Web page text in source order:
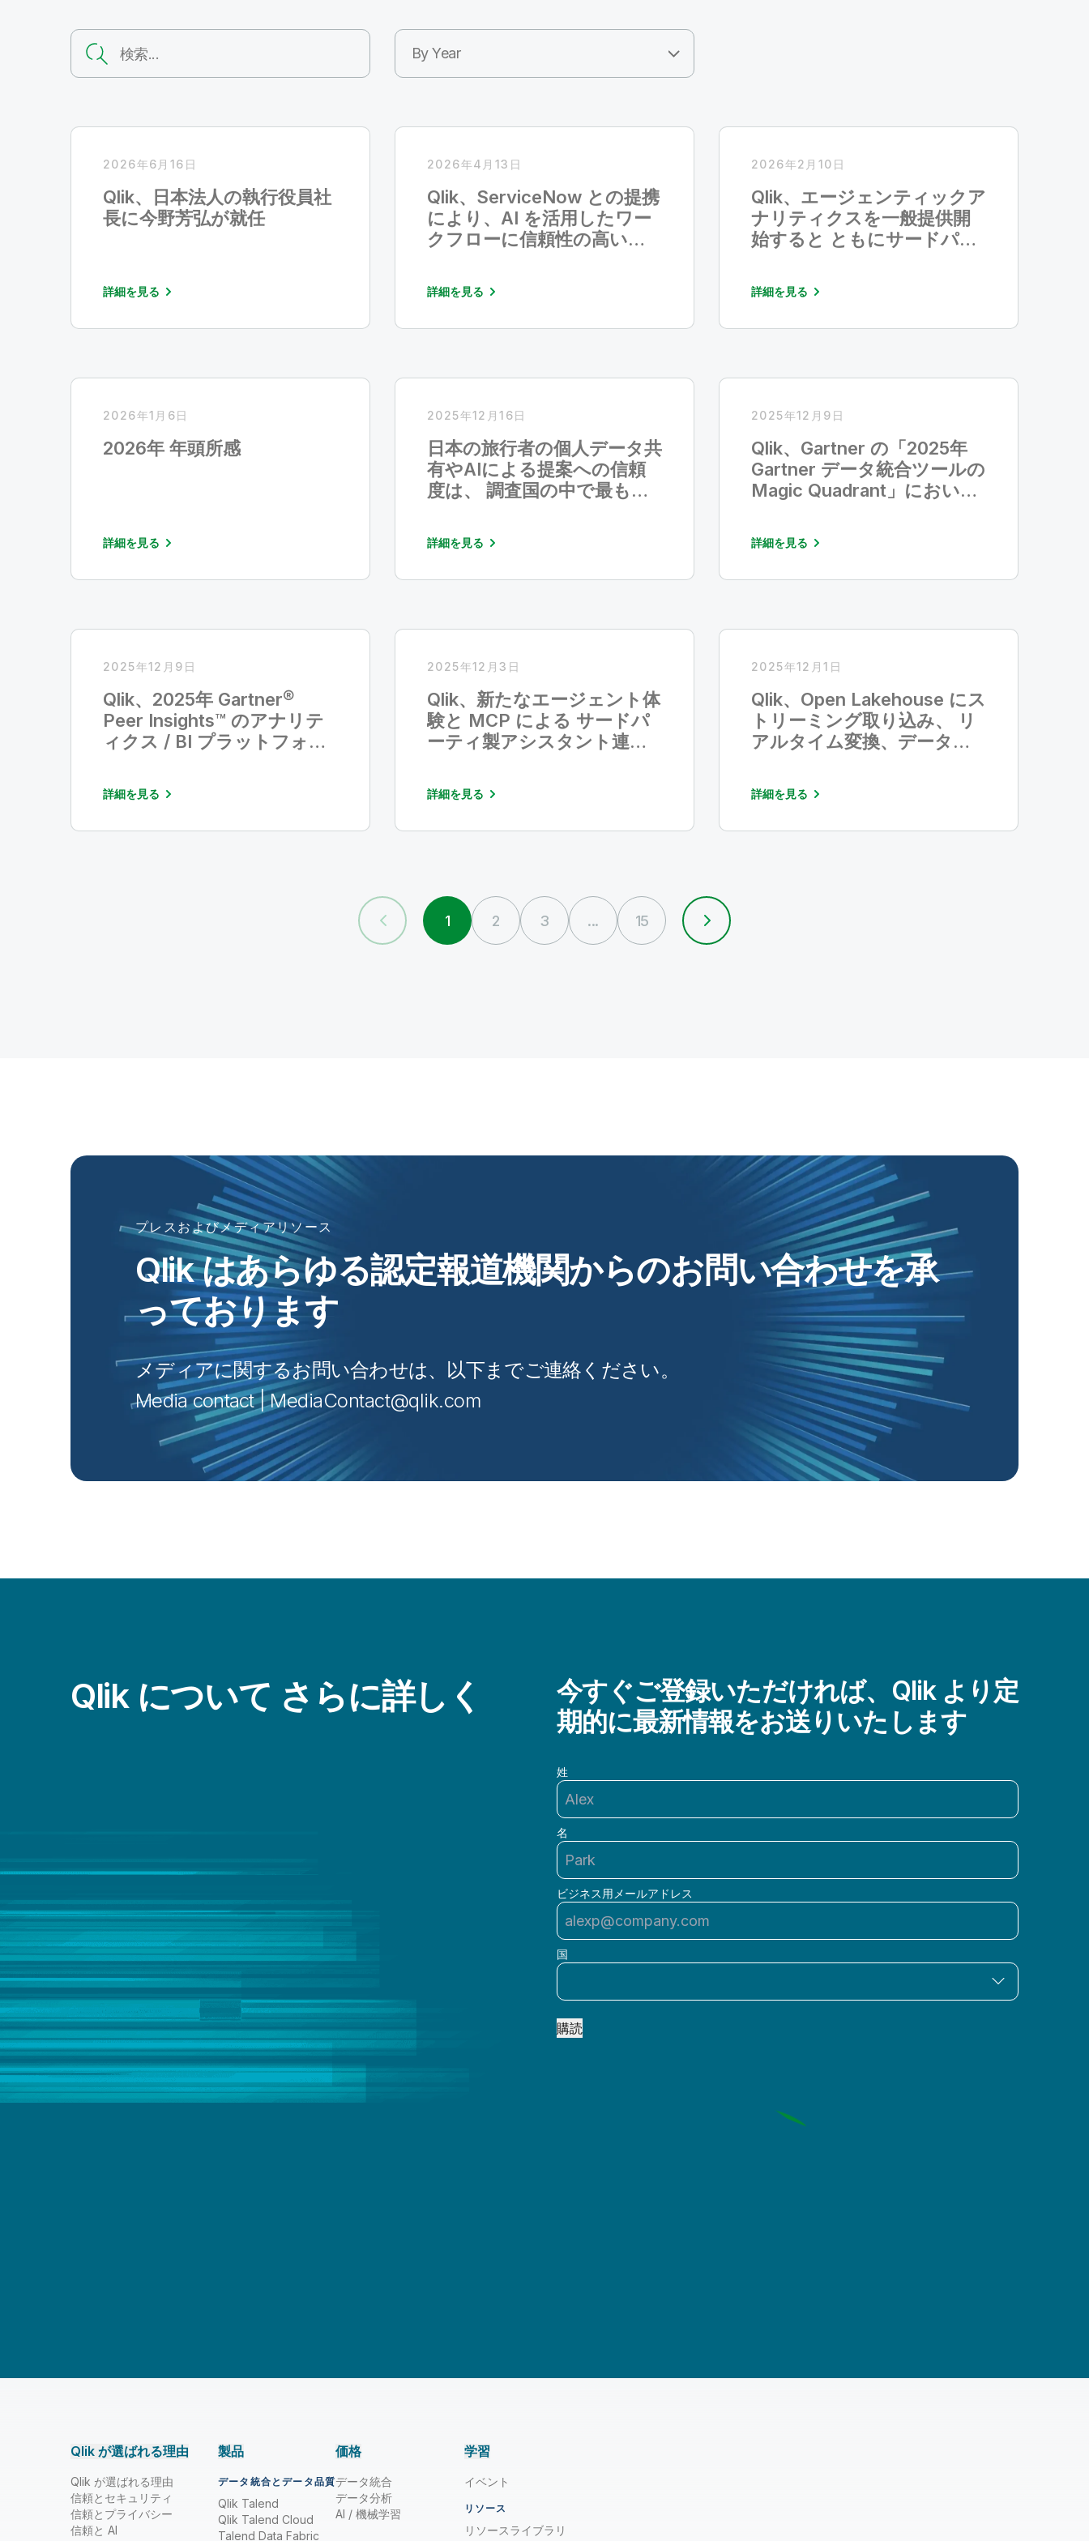
By Year
2026年6月16日
Qlik、日本法人の執行役員社
長に今野芳弘が就任
詳細を見る
2026年4月13日
Qlik、ServiceNow との提携
により、AI を活用したワー
クフローに信頼性の高い企
詳細を見る
2026年2月10日
Qlik、エージェンティックア
ナリティクスを一般提供開
始すると ともにサードパー
MCP Serverを発売
詳細を見る
2026年1月6日
2026年 年頭所感
詳細を見る
2025年12月16日
日本の旅行者の個人データ共
有やAIによる提案への信頼
度は、 調査国の中で最も低
詳細を見る
2025年12月9日
Qlik、Gartner の「2025年
Gartner データ統合ツールの
Magic Quadrant」におい
社として評価
詳細を見る
2025年12月9日
Qlik、2025年 Gartner®
Peer Insights™ のアナリテ
ィクス / BI プラットフォー
「Customers’ Choice」 に
選出
詳細を見る
2025年12月3日
Qlik、新たなエージェント体
験と MCP による サードパ
ーティ製アシスタント連携
詳細を見る
2025年12月1日
Qlik、Open Lakehouse にス
トリーミング取り込み、 リ
アルタイム変換、データ品
詳細を見る
1 2 3 ... 15
プレスおよびメディアリソース
Qlik はあらゆる認定報道機関からのお問い合わせを承
っております
メディアに関するお問い合わせは、以下までご連絡ください。
Media contact | MediaContact@qlik.com
Qlik について さらに詳しく
今すぐご登録いただければ、Qlik より定
期的に最新情報をお送りいたします
姓
名
ビジネス用メールアドレス
国
購読
Qlik が選ばれる理由
Qlik が選ばれる理由
信頼とセキュリティ
信頼とプライバシー
信頼と AI
製品
データ統合とデータ品質
Qlik Talend
Qlik Talend Cloud
Talend Data Fabric
価格
データ統合
データ分析
AI / 機械学習
学習
イベント
リソース
リソースライブラリ